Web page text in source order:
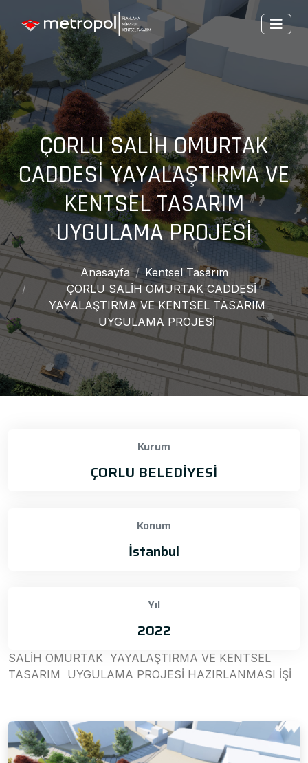
ÇORLU SALİH OMURTAK
CADDESİ YAYALAŞTIRMA VE
KENTSEL TASARIM
UYGULAMA PROJESİ
Anasayfa
Kentsel Tasarım
ÇORLU SALİH OMURTAK CADDESİ
YAYALAŞTIRMA VE KENTSEL TASARIM
UYGULAMA PROJESİ
Kurum
ÇORLU BELEDİYESİ
Konum
İstanbul
Yıl
2022
SALİH OMURTAK YAYALAŞTIRMA VE KENTSEL
TASARIM UYGULAMA PROJESİ HAZIRLANMASI İŞİ